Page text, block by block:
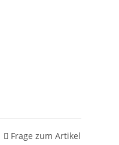
Frage zum Artikel